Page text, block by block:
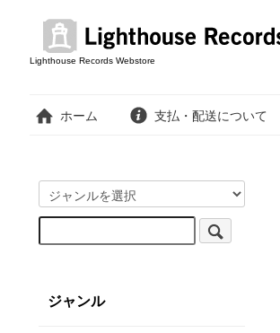
Lighthouse Records Webstore
ホーム 支払・配送について
ジャンル